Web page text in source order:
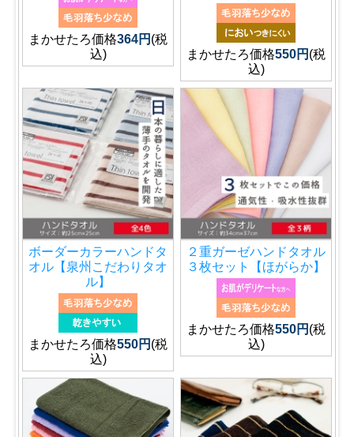
まかせたろ価格364円 (税
込)
まかせたろ価格550円 (税
込)
ボーダーカラーハンドタ
オル【泉州こだわりタオ
ル】
まかせたろ価格550円 (税
込)
２重ガーゼハンドタオル
３枚セット【ほがらか】
まかせたろ価格550円 (税
込)